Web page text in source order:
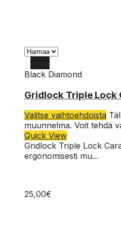
Black Diamond
Gridlock Triple Lock
Valitse vaihtoehdoista
muunnelma. Voit tehdä
Quick View
Gridlock Triple Lock
ergonomisesti mu...
25,00€